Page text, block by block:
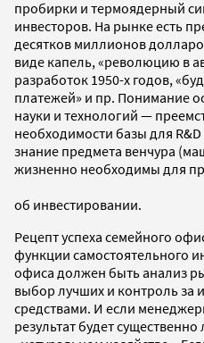
пробирки и термоядерный
инвесторов. На рынке есть
десятков миллионов
виде капель, «революцию в
разработок 1950-х годов,
платежей» и пр. Понимание
науки и технологий —
необходимости базы для
знание предмета венчура
жизненно необходимы для
об инвестировании.
Рецепт успеха семейного
функции самостоятельного
офиса должен быть анализ
выбор лучших и контроль за
средствами. И если
результат будет